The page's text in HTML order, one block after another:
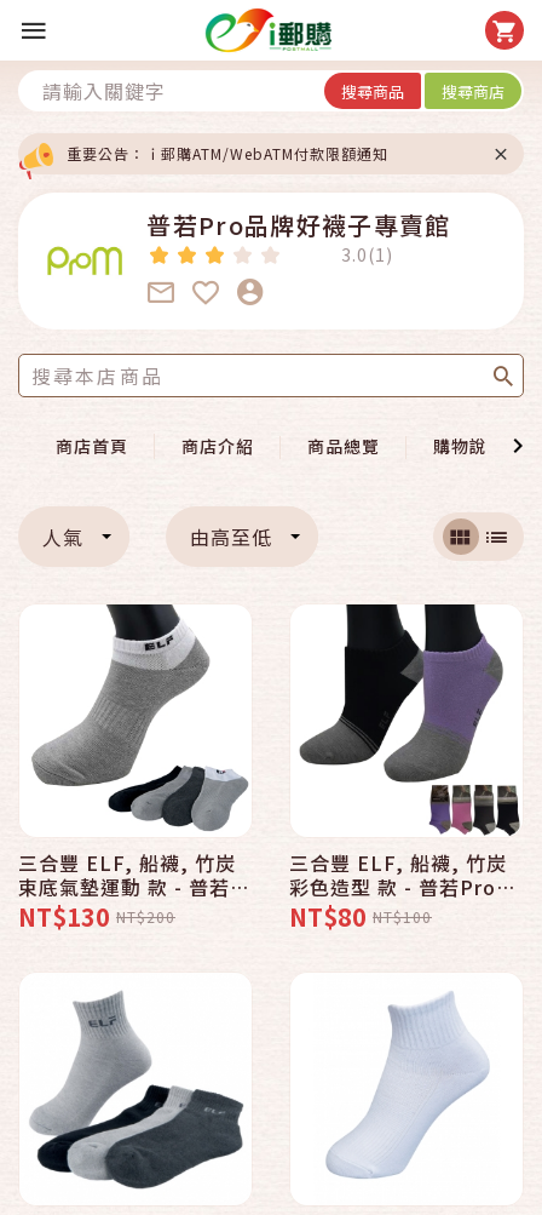
搜尋商品 搜尋商店
重要公告：ｉ郵購ATM/WebATM付款限額通知
普若Pro品牌好襪子專賣館
3.0(1)
商店首頁 商店介紹 商品總覽 購物說明
人氣 由高至低
三合豐 ELF, 船襪, 竹炭
束底氣墊運動 款 - 普若
Pro品牌好襪子專賣館
NT$130 NT$200
三合豐 ELF, 船襪, 竹炭
彩色造型 款 - 普若Pro品
牌好襪子專賣館
NT$80 NT$100